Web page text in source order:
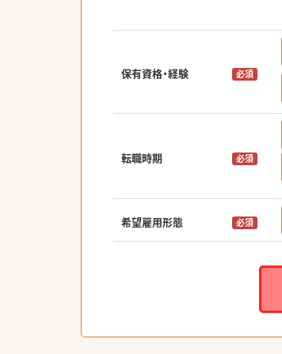
保有資格・経験 必須
転職時期 必須
希望雇用形態 必須